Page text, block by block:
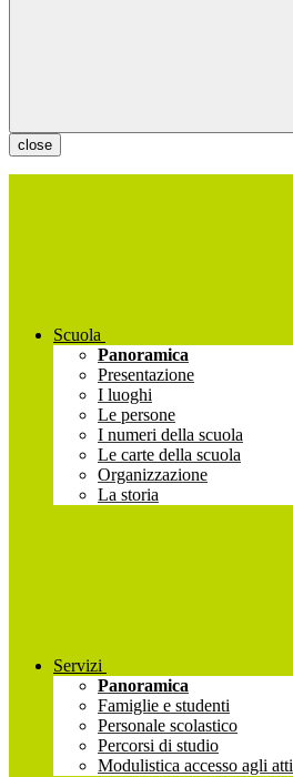
close
Scuola
Panoramica
Presentazione
I luoghi
Le persone
I numeri della scuola
Le carte della scuola
Organizzazione
La storia
Servizi
Panoramica
Famiglie e studenti
Personale scolastico
Percorsi di studio
Modulistica accesso agli atti